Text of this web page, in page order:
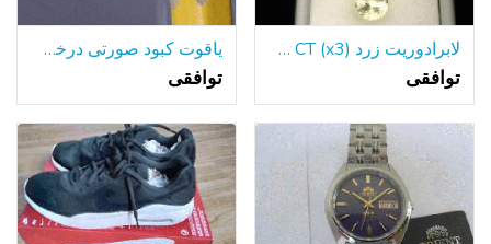
لابرادوریت زرد (x3) 1.25 CT. حداقل 8 میلی متر جاده
توافقی
یاقوت کبود صورتی درخشان ، آویز استرلینگ با زنجیره استرلینگ
توافقی